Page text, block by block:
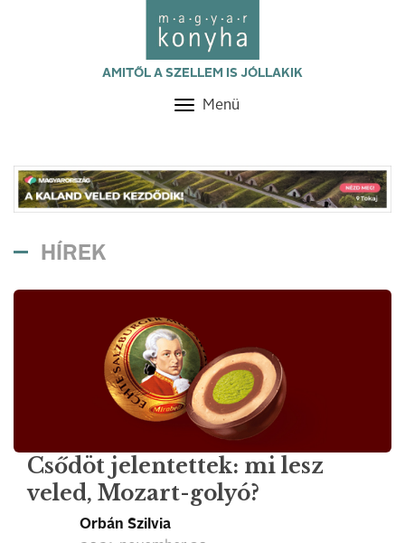
AMITŐL A SZELLEM IS JÓLLAKIK
Toggle
Menü
HÍREK
Csődöt jelentettek: mi lesz
veled, Mozart-golyó?
Orbán Szilvia